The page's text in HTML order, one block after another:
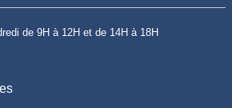
de 9H à 12H et de 14H à 18H